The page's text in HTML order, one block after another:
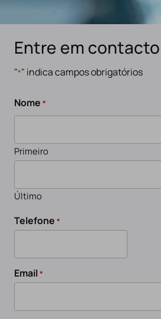
Entre em contacto
"*" indica campos obrigatórios
Nome *
Primeiro
Último
Telefone *
Email*